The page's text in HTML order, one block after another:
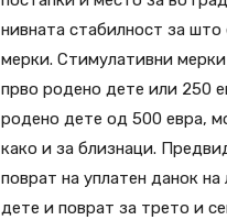
нивната стабилност за
мерки. Стимулативни
прво родено дете или 250
родено дете од 500 евра,
како и за близнаци.
поврат на уплатен данок
дете и поврат за трето и